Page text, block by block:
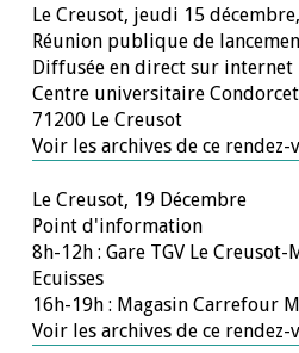
Le Creusot, jeudi 15
Réunion publique de
Diffusée en direct sur internet
Centre universitaire
71200 Le Creusot
Voir les archives de ce rendez-
Le Creusot, 19 Décembre
Point d'information
8h-12h : Gare TGV Le
Ecuisses
16h-19h : Magasin Carrefour
Voir les archives de ce rendez-